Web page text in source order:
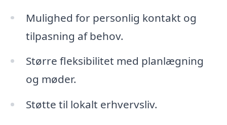
Mulighed for personlig kontakt og
tilpasning af behov.
Større fleksibilitet med planlægning
og møder.
Støtte til lokalt erhvervsliv.